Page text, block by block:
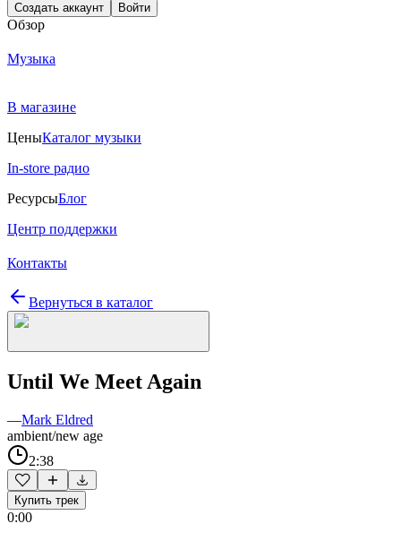
Создать аккаунт Войти
Обзор
Музыка
В магазине
ЦеныКаталог музыки
In-store радио
РесурсыБлог
Центр поддержки
Контакты
Вернуться в каталог
Until We Meet Again
—Mark Eldred
ambient/new age
2:38
Купить трек
0:00